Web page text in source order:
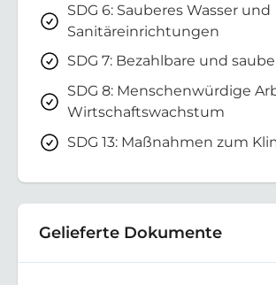
SDG 6: Sauberes Wasser und
Sanitäreinrichtungen
SDG 7: Bezahlbare und
SDG 8: Menschenwürdige
Wirtschaftswachstum
SDG 13: Maßnahmen zum
Gelieferte Dokumente